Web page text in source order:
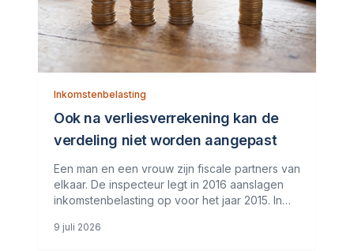
Inkomstenbelasting
Ook na verliesverrekening kan de
verdeling niet worden aangepast
Een man en een vrouw zijn fiscale partners van
elkaar. De inspecteur legt in 2016 aanslagen
inkomstenbelasting op voor het jaar 2015. In
Dit verlies wordt in 2020 achterwaarts
9 juli 2026